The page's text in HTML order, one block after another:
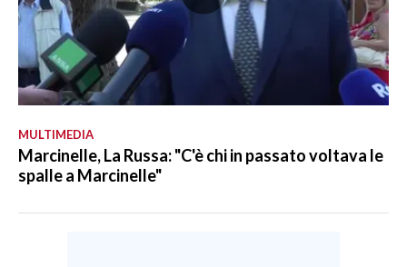
MULTIMEDIA
Marcinelle, La Russa: "C'è chi in passato voltava le
spalle a Marcinelle"